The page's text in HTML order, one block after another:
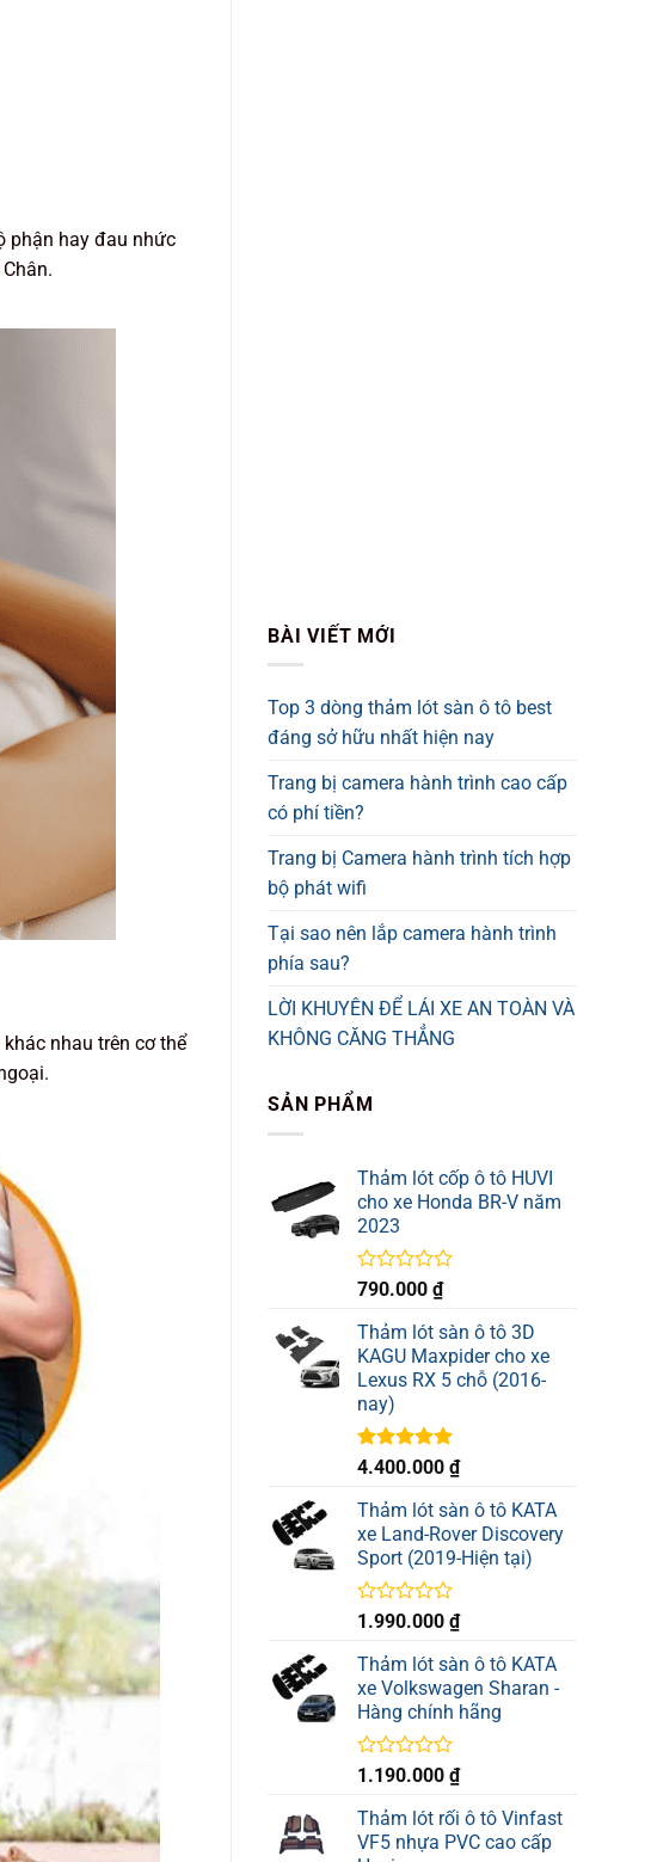
phận hay đau nhức
nhau trên cơ thể
BÀI VIẾT MỚI
Top 3 dòng thảm lót sàn ô tô best
đáng sở hữu nhất hiện nay
Trang bị camera hành trình cao cấp
có phí tiền?
Trang bị Camera hành trình tích hợp
bộ phát wifi
Tại sao nên lắp camera hành trình
phía sau?
LỜI KHUYÊN ĐỂ LÁI XE AN TOÀN VÀ
KHÔNG CĂNG THẲNG
SẢN PHẨM
Thảm lót cốp ô tô HUVI
cho xe Honda BR-V năm
2023
Được
hạng
0
5
sao
790.000 ₫
Thảm lót sàn ô tô 3D
KAGU Maxpider cho xe
Lexus RX 5 chỗ (2016-
nay)
Được xếp
5 sao
4.400.000 ₫
Thảm lót sàn ô tô KATA
xe Land-Rover Discovery
Sport (2019-Hiện tại)
Được
hạng
0
5
sao
1.990.000 ₫
Thảm lót sàn ô tô KATA
xe Volkswagen Sharan -
Hàng chính hãng
Được
hạng
0
5
1.190.000 ₫
Thảm lót rối ô tô Vinfast
VF5 nhựa PVC cao cấp